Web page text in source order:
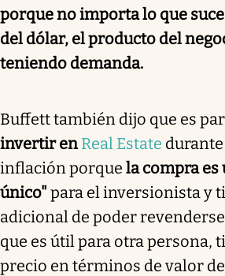
porque no importa lo que
del dólar, el producto del
teniendo demanda.
Buffett también dijo que es
invertir enReal Estate durante
inflación porque la compra es
único" para el inversionista y
adicional de poder
que es útil para otra persona,
precio en términos de valor